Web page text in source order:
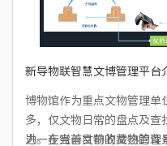
新导物联智慧文博管理平台
博物馆作为重点文物管理单
多，仅文物日常的盘点及查
力。在当前文物收藏热的背
进一步完善目前的文物管理